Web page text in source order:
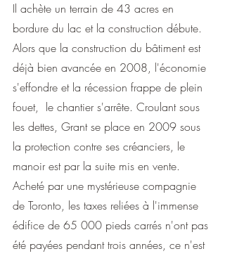
Il achète un terrain de 43 acres en
bordure du lac et la construction débute.
Alors que la construction du bâtiment est
déjà bien avancée en 2008, l'économie
s'effondre et la récession frappe de plein
fouet,  le chantier s'arrête. Croulant sous
les dettes, Grant se place en 2009 sous
la protection contre ses créanciers, le
manoir est par la suite mis en vente.
Acheté par une mystérieuse compagnie
de Toronto, les taxes reliées à l'immense
édifice de 65 000 pieds carrés n'ont pas
été payées pendant trois années, ce n'est